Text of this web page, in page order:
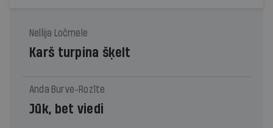
Nellija Ločmele
Karš turpina šķelt
Anda Burve-Rozīte
Jūk, bet viedi